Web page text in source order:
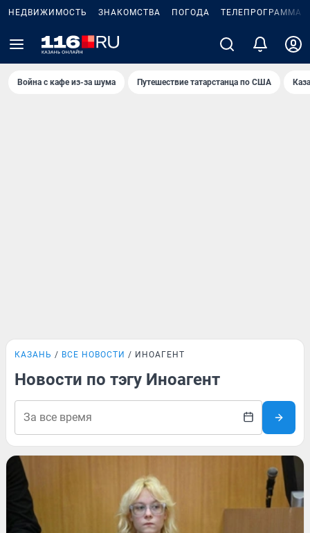
НЕДВИЖИМОСТЬ ЗНАКОМСТВА ПОГОДА ТЕЛЕПРОГРАММА
Война с кафе из-за шума Путешествие татарстанца по США
КАЗАНЬ ВСЕ НОВОСТИ ИНОАГЕНТ
Новости по тэгу Иноагент